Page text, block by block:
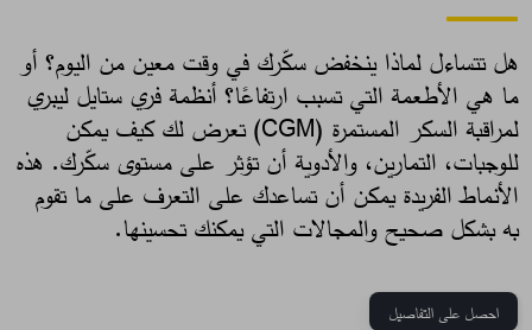
هل تتساءل لماذا ينخفض سكّرك في وقت معين من اليوم؟ أو
ما هي الأطعمة التي تسبب ارتفاعًا؟ أنظمة فري ستايل ليبري
لمراقبة السكر المستمرة (CGM) تعرض لك كيف يمكن
للوجبات، التمارين، والأدوية أن تؤثر على مستوى سكّرك. هذه
الأنماط الفريدة يمكن أن تساعدك على التعرف على ما تقوم
به بشكل صحيح والمجالات التي يمكنك تحسينها. ​
احصل على التفاصيل